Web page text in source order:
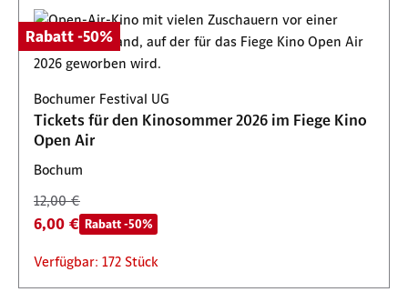
Rabatt -50%
Bochumer Festival UG
Tickets für den Kinosommer 2026 im Fiege Kino
Open Air
Bochum
12,00 €
6,00 € Rabatt -50%
Verfügbar: 172 Stück